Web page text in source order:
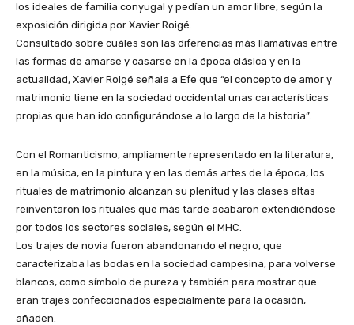
los ideales de familia conyugal y pedían un amor libre, según la
exposición dirigida por Xavier Roigé.
Consultado sobre cuáles son las diferencias más llamativas entre
las formas de amarse y casarse en la época clásica y en la
actualidad, Xavier Roigé señala a Efe que “el concepto de amor y
matrimonio tiene en la sociedad occidental unas características
propias que han ido configurándose a lo largo de la historia”.
Con el Romanticismo, ampliamente representado en la literatura,
en la música, en la pintura y en las demás artes de la época, los
rituales de matrimonio alcanzan su plenitud y las clases altas
reinventaron los rituales que más tarde acabaron extendiéndose
por todos los sectores sociales, según el MHC.
Los trajes de novia fueron abandonando el negro, que
caracterizaba las bodas en la sociedad campesina, para volverse
blancos, como símbolo de pureza y también para mostrar que
eran trajes confeccionados especialmente para la ocasión,
añaden.